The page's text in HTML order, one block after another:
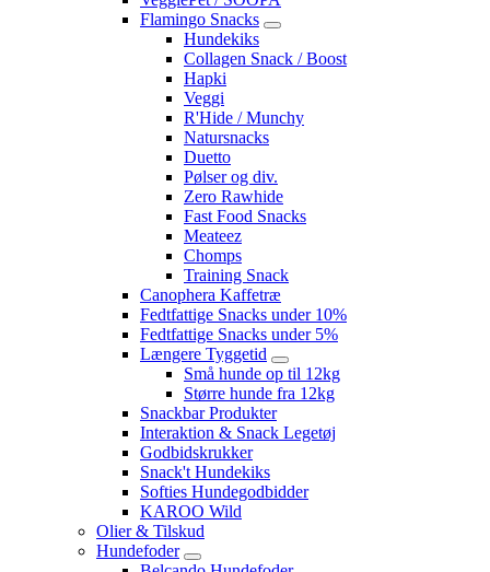
Flamingo Snacks
Hundekiks
Collagen Snack / Boost
Hapki
Veggi
R'Hide / Munchy
Natursnacks
Duetto
Pølser og div.
Zero Rawhide
Fast Food Snacks
Meateez
Chomps
Training Snack
Canophera Kaffetræ
Fedtfattige Snacks under 10%
Fedtfattige Snacks under 5%
Længere Tyggetid
Små hunde op til 12kg
Større hunde fra 12kg
Snackbar Produkter
Interaktion & Snack Legetøj
Godbidskrukker
Snack't Hundekiks
Softies Hundegodbidder
KAROO Wild
Olier & Tilskud
Hundefoder